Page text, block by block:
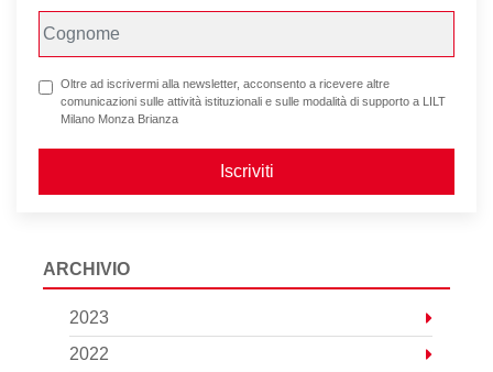
Oltre ad iscrivermi alla newsletter, acconsento a ricevere altre
comunicazioni sulle attività istituzionali e sulle modalità di supporto a LILT
Milano Monza Brianza
Iscriviti
ARCHIVIO
2023
2022